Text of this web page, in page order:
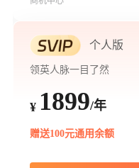
个人版
领英人脉一目了然
¥ 1899/年
赠送100元通用余额